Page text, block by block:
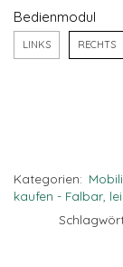
Bedienmodul
LINKS RECHTS
Kategorien:
kaufen - Falbar,
STATISTIKEN
Damit wir die
Funktionalität
und die
der Website
verwenden
wir ein
Analysetool